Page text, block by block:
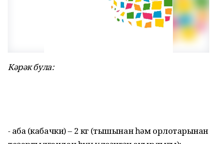
Кәрәк була:
- ҡабаҡ (кабачки) – 2 кг (тышынан һәм орлоҡтарынан